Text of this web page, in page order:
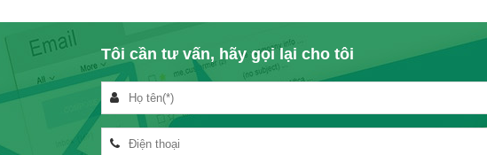
Tôi cần tư vấn, hãy gọi lại cho tôi